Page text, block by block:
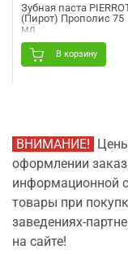
Зубная паста
(Пирот) Прополис 75
мл
В корзину
ВНИМАНИЕ!
оформлении
информационной
товары при
заведениях-
на сайте!